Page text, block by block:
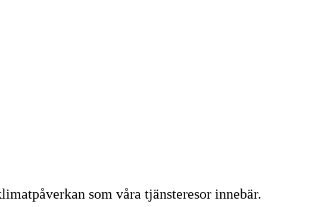
som våra tjänsteresor innebär.